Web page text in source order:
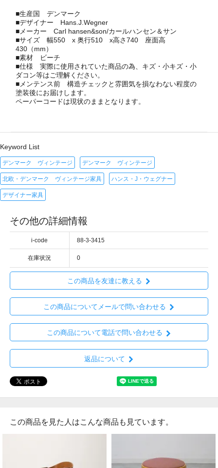
■生産国デンマーク
■デザイナー Hans.J.Wegner
■メーカーCarl hansen&son/カールハンセン＆サン
■サイズ 幅550 x 奥行510 x高さ740 座面高
430（mm）
■素材 ビーチ
■仕様 実際に使用されていた商品の為、キズ・小キズ・小
ダコン等はご理解ください。
■メンテンス前 構造チェックと雰囲気を損なわない程度の
塗装後にお届けします。
ペーパーコードは現状のままとなります。
Keyword List
デンマーク ヴィンテージ デンマーク ヴィンテージ
北欧・デンマーク ヴィンテージ家具 ハンス・J・ウェグナー
デザイナー家具
その他の詳細情報
i-code 88-3-3415
在庫状況 0
この商品を友達に教える
この商品についてメールで問い合わせる
この商品について電話で問い合わせる
返品について
この商品を見た人はこんな商品も見ています。